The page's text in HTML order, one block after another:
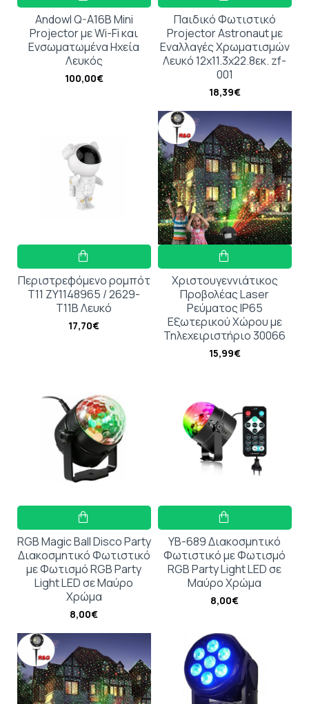
Andowl Q-A16B Mini
Projector με Wi-Fi και
Ενσωματωμένα Ηχεία
Λευκός
100,00€
Παιδικό Φωτιστικό
Projector Astronaut με
Εναλλαγές Χρωματισμών
Λευκό 12x11.3x22.8εκ. zf-
001
18,39€
Περιστρεφόμενο ρομπότ
T11 ZY1148965 / 2629-
T11B Λευκό
17,70€
Χριστουγεννιάτικος
Προβολέας Laser
Ρεύματος IP65
Εξωτερικού Χώρου με
Τηλεχειριστήριο 30066
15,99€
RGB Magic Ball Disco Party
Διακοσμητικό Φωτιστικό
με Φωτισμό RGB Party
Light LED σε Μαύρο
Χρώμα
8,00€
YB-689 Διακοσμητικό
Φωτιστικό με Φωτισμό
RGB Party Light LED σε
Μαύρο Χρώμα
8,00€